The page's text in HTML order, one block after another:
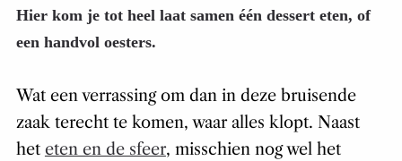
Hier kom je tot heel laat samen één dessert eten, of
een handvol oesters.
Wat een verrassing om dan in deze bruisende
zaak terecht te komen, waar alles klopt. Naast
het eten en de sfeer, misschien nog wel het